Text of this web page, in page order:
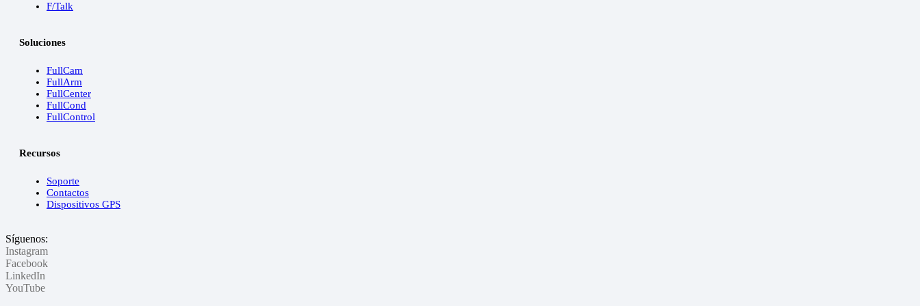
F/Talk
Soluciones
FullCam
FullArm
FullCenter
FullCond
FullControl
Recursos
Soporte
Contactos
Dispositivos GPS
Síguenos:
Instagram
Facebook
LinkedIn
YouTube